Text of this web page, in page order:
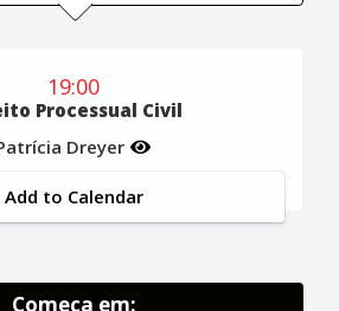
19:00
Processual Civil
Dreyer
Add to Calendar
Começa em: